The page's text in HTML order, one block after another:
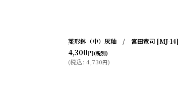
菱形鉢（中）灰釉 / 宮田竜司 [MJ-14]
4,300円(税別)
(税込: 4,730円)